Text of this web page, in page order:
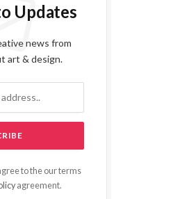
Updates
news from
art & design.
to the our terms
agreement.